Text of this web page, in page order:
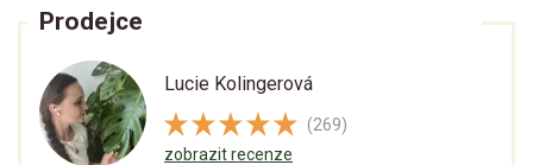
Prodejce
Lucie Kolingerová
(269)
zobrazit recenze